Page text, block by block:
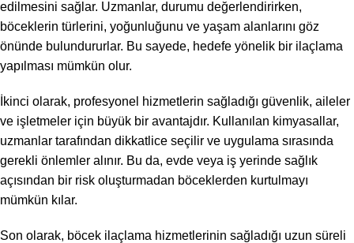
edilmesini sağlar. Uzmanlar, durumu değerlendirirken,
böceklerin türlerini, yoğunluğunu ve yaşam alanlarını göz
önünde bulundururlar. Bu sayede, hedefe yönelik bir ilaçlama
yapılması mümkün olur.
İkinci olarak, profesyonel hizmetlerin sağladığı güvenlik, aileler
ve işletmeler için büyük bir avantajdır. Kullanılan kimyasallar,
uzmanlar tarafından dikkatlice seçilir ve uygulama sırasında
gerekli önlemler alınır. Bu da, evde veya iş yerinde sağlık
açısından bir risk oluşturmadan böceklerden kurtulmayı
mümkün kılar.
Son olarak, böcek ilaçlama hizmetlerinin sağladığı uzun süreli